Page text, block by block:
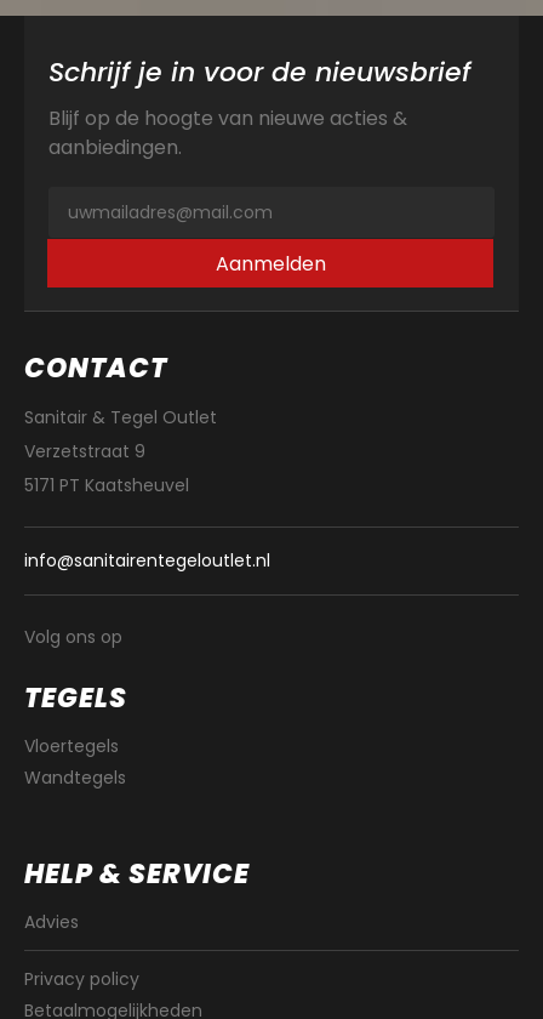
Schrijf je in voor de nieuwsbrief
Blijf op de hoogte van nieuwe acties &
aanbiedingen.
Aanmelden
CONTACT
Sanitair & Tegel Outlet
Verzetstraat 9
5171 PT Kaatsheuvel
info@sanitairentegeloutlet.nl
Volg ons op
TEGELS
Vloertegels
Wandtegels
HELP & SERVICE
Advies
Privacy policy
Betaalmogelijkheden